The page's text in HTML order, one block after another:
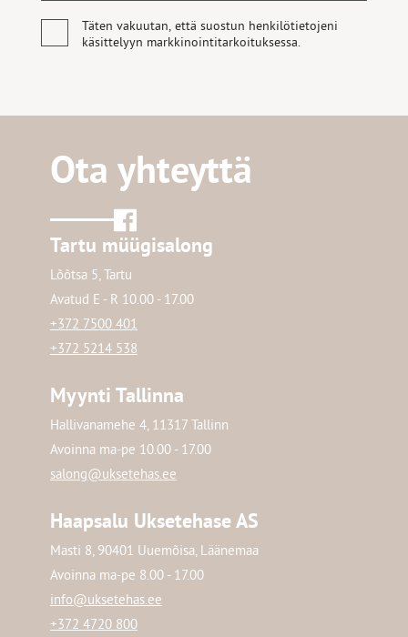
Täten vakuutan, että suostun henkilötietojeni
käsittelyyn markkinointitarkoituksessa.
Ota yhteyttä
Tartu müügisalong
Lõõtsa 5, Tartu
Avatud E - R 10.00 - 17.00
+372 7500 401
+372 5214 538
Myynti Tallinna
Hallivanamehe 4, 11317 Tallinn
Avoinna ma-pe 10.00 - 17.00
salong@uksetehas.ee
Haapsalu Uksetehase AS
Masti 8, 90401 Uuemõisa, Läänemaa
Avoinna ma-pe 8.00 - 17.00
info@uksetehas.ee
+372 4720 800